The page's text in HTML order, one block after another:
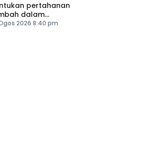
pertahanan
dalam
2027
2026 8:40 pm